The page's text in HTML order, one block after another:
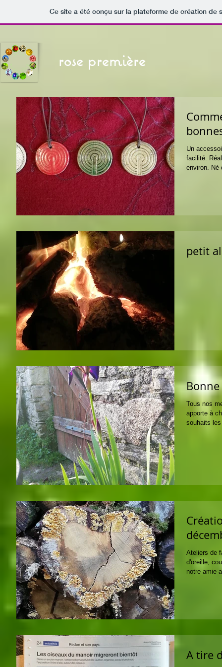
Ce site a été conçu sur la plateforme de création de
rose première
Un
facilité.
environ. Né
petit
Tous nos
apporte à
souhaits
Ateliers de
d'oreille,
notre amie
A tire